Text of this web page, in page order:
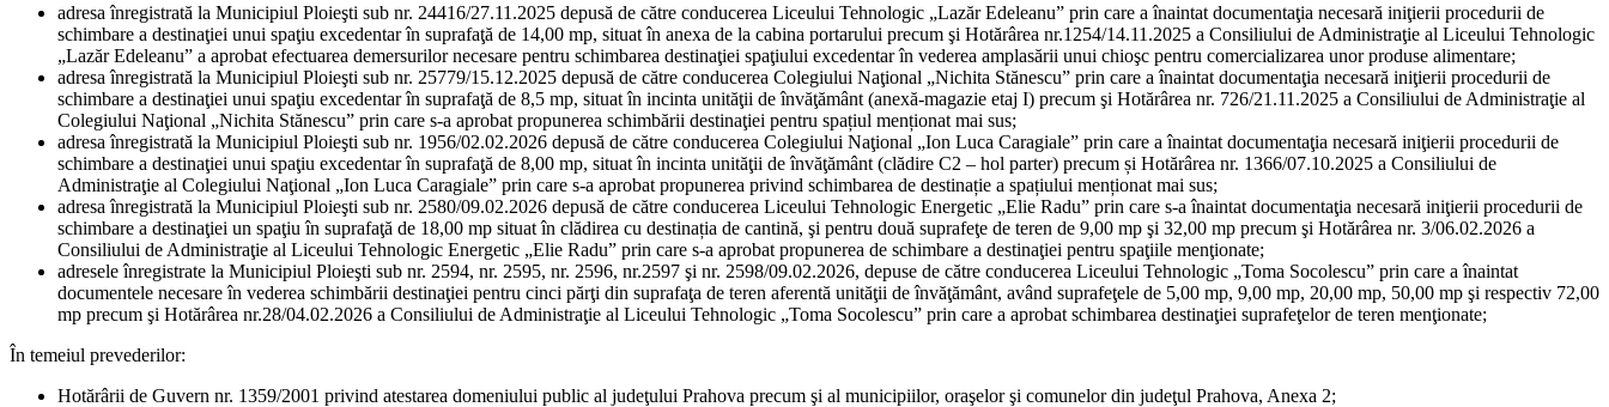
adresa înregistrată la Municipiul Ploieşti sub nr. 24416/27.11.2025 depusă de către conducerea Liceului Tehnologic „Lazăr Edeleanu” prin care a înaintat documentaţia necesară iniţierii procedurii de
schimbare a destinaţiei unui spaţiu excedentar în suprafaţă de 14,00 mp, situat în anexa de la cabina portarului precum şi Hotărârea nr.1254/14.11.2025 a Consiliului de Administraţie al Liceului Tehnologic
„Lazăr Edeleanu” a aprobat efectuarea demersurilor necesare pentru schimbarea destinaţiei spaţiului excedentar în vederea amplasării unui chioşc pentru comercializarea unor produse alimentare;
adresa înregistrată la Municipiul Ploieşti sub nr. 25779/15.12.2025 depusă de către conducerea Colegiului Naţional „Nichita Stănescu” prin care a înaintat documentaţia necesară iniţierii procedurii de
schimbare a destinaţiei unui spaţiu excedentar în suprafaţă de 8,5 mp, situat în incinta unităţii de învăţământ (anexă-magazie etaj I) precum şi Hotărârea nr. 726/21.11.2025 a Consiliului de Administraţie al
Colegiului Naţional „Nichita Stănescu” prin care s-a aprobat propunerea schimbării destinaţiei pentru spațiul menționat mai sus;
adresa înregistrată la Municipiul Ploieşti sub nr. 1956/02.02.2026 depusă de către conducerea Colegiului Naţional „Ion Luca Caragiale” prin care a înaintat documentaţia necesară iniţierii procedurii de
schimbare a destinaţiei unui spaţiu excedentar în suprafaţă de 8,00 mp, situat în incinta unităţii de învăţământ (clădire C2 – hol parter) precum și Hotărârea nr. 1366/07.10.2025 a Consiliului de
Administraţie al Colegiului Naţional „Ion Luca Caragiale” prin care s-a aprobat propunerea privind schimbarea de destinație a spațiului menționat mai sus;
adresa înregistrată la Municipiul Ploieşti sub nr. 2580/09.02.2026 depusă de către conducerea Liceului Tehnologic Energetic „Elie Radu” prin care s-a înaintat documentaţia necesară iniţierii procedurii de
schimbare a destinaţiei un spaţiu în suprafaţă de 18,00 mp situat în clădirea cu destinația de cantină, şi pentru două suprafeţe de teren de 9,00 mp şi 32,00 mp precum şi Hotărârea nr. 3/06.02.2026 a
Consiliului de Administraţie al Liceului Tehnologic Energetic „Elie Radu” prin care s-a aprobat propunerea de schimbare a destinaţiei pentru spaţiile menţionate;
adresele înregistrate la Municipiul Ploieşti sub nr. 2594, nr. 2595, nr. 2596, nr.2597 şi nr. 2598/09.02.2026, depuse de către conducerea Liceului Tehnologic „Toma Socolescu” prin care a înaintat
documentele necesare în vederea schimbării destinaţiei pentru cinci părţi din suprafaţa de teren aferentă unităţii de învăţământ, având suprafeţele de 5,00 mp, 9,00 mp, 20,00 mp, 50,00 mp şi respectiv 72,00
mp precum şi Hotărârea nr.28/04.02.2026 a Consiliului de Administraţie al Liceului Tehnologic „Toma Socolescu” prin care a aprobat schimbarea destinaţiei suprafeţelor de teren menţionate;
În temeiul prevederilor:
Hotărârii de Guvern nr. 1359/2001 privind atestarea domeniului public al judeţului Prahova precum şi al municipiilor, oraşelor şi comunelor din judeţul Prahova, Anexa 2;